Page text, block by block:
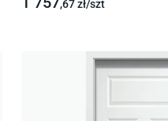
,67zł/szt